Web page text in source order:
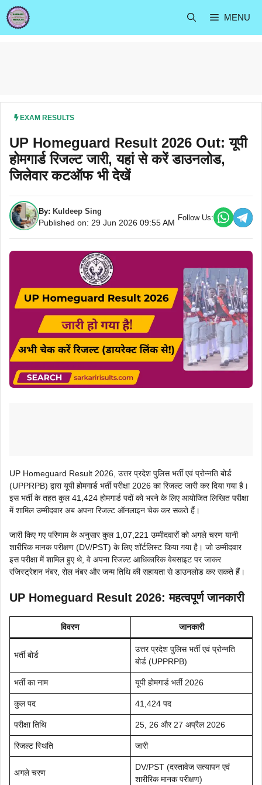
Skip
to
content
MENU
EXAM RESULTS
UP Homeguard Result 2026 Out: यूपी
होमगार्ड रिजल्ट जारी, यहां से करें डाउनलोड,
जिलेवार कटऑफ भी देखें
By: Kuldeep Sing
Published on: 29 Jun 2026 09:55 AM
Follow Us:
UP Homeguard Result 2026, उत्तर प्रदेश पुलिस भर्ती एवं प्रोन्नति बोर्ड
(UPPRPB) द्वारा यूपी होमगार्ड भर्ती परीक्षा 2026 का रिजल्ट जारी कर दिया गया है।
इस भर्ती के तहत कुल 41,424 होमगार्ड पदों को भरने के लिए आयोजित लिखित परीक्षा
में शामिल उम्मीदवार अब अपना रिजल्ट ऑनलाइन चेक कर सकते हैं।
जारी किए गए परिणाम के अनुसार कुल 1,07,221 उम्मीदवारों को अगले चरण यानी
शारीरिक मानक परीक्षण (DV/PST) के लिए शॉर्टलिस्ट किया गया है। जो उम्मीदवार
इस परीक्षा में शामिल हुए थे, वे अपना रिजल्ट आधिकारिक वेबसाइट पर जाकर
रजिस्ट्रेशन नंबर, रोल नंबर और जन्म तिथि की सहायता से डाउनलोड कर सकते हैं।
UP Homeguard Result 2026: महत्वपूर्ण जानकारी
विवरण जानकारी
भर्ती बोर्ड
उत्तर प्रदेश पुलिस भर्ती एवं प्रोन्नति
बोर्ड (UPPRPB)
भर्ती का नाम यूपी होमगार्ड भर्ती 2026
कुल पद 41,424 पद
परीक्षा तिथि 25, 26 और 27 अप्रैल 2026
रिजल्ट स्थिति जारी
अगले चरण
DV/PST (दस्तावेज सत्यापन एवं
शारीरिक मानक परीक्षण)